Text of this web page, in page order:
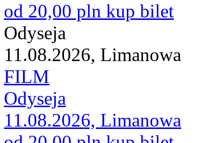
od 20,00 pln kup bilet
Odyseja
11.08.2026, Limanowa
FILM
Odyseja
11.08.2026, Limanowa